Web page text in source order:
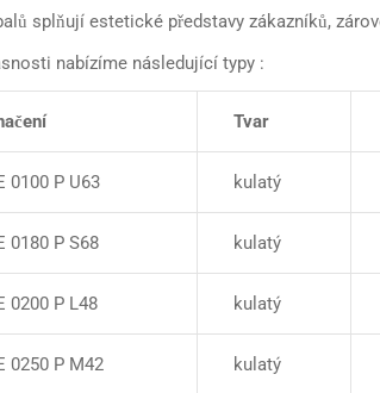
splňují estetické představy zákazníků,
nabízíme následující typy :
Tvar
0100 P U63 kulatý
0180 P S68 kulatý
0200 P L48 kulatý
0250 P M42 kulatý